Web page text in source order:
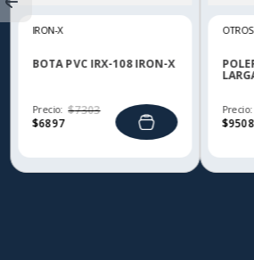
IRON-X
BOTA PVC IRX-108 IRON-X
Precio:
$6897
$7303 Precio:
$9508